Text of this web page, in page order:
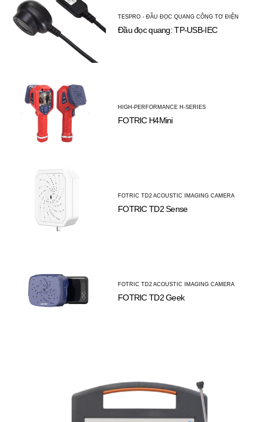
TESPRO - ĐẦU ĐỌC QUANG CÔNG TƠ ĐIỆN
Đầu đọc quang: TP-USB-IEC
HIGH-PERFORMANCE H-SERIES
FOTRIC H4Mini
FOTRIC TD2 ACOUSTIC IMAGING CAMERA
FOTRIC TD2 Sense
FOTRIC TD2 ACOUSTIC IMAGING CAMERA
FOTRIC TD2 Geek